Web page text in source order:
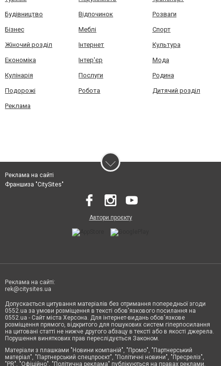
Будівництво Відпочинок Розваги
Бізнес Меблі Спорт
Жіночий розділ Інтернет Культура
Економіка Інтер'єр Мода
Кулінарія Послуги Родина
Подорожі Робота Дитячий розділ
Реклама
Реклама на сайті
Франшиза "CitySites"
Автори проєкту
Реклама на сайті:
rek@citysites.ua
Допускається цитування матеріалів без отримання попередньої згоди
0552.ua за умови розміщення в тексті обов'язкового посилання на
0552.ua - Сайт міста Херсона. Для інтернет-видань обов'язкове
розміщення прямого, відкритого для пошукових систем гіперпосилання
на цитовані статті не нижче другого абзацу в тексті або в якості джерела.
Порушення виняткових прав переслідується Законом.
Матеріали з плашками "Новини компаній", "Промо", "Партнерський
матеріал", "Партнерський спецпроєкт", "Політичні новини", "Пресреліз",
"PR", "Офіційно", "Політична реклама" публікуються на правах реклами.